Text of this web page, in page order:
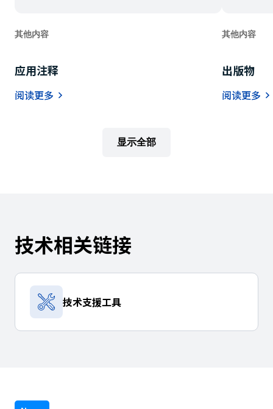
其他内容
应用注释
阅读更多
其他内容
出版物
阅读更多
显示全部
技术相关链接
技术支援工具